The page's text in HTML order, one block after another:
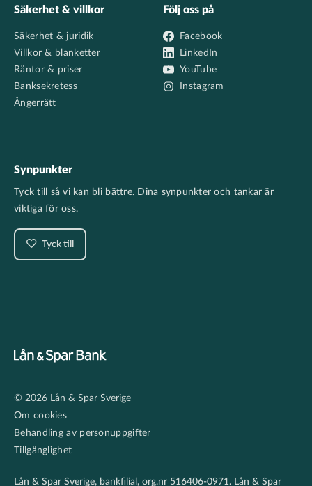
Säkerhet & villkor
Säkerhet & juridik
Villkor & blanketter
Räntor & priser
Banksekretess
Ångerrätt
Följ oss på
Facebook
LinkedIn
YouTube
Instagram
Synpunkter
Tyck till så vi kan bli bättre. Dina synpunkter och tankar är
viktiga för oss.
Tyck till
secondary
© 2026 Lån & Spar Sverige
Om cookies
Behandling av personuppgifter
Tillgänglighet
Lån & Spar Sverige, bankfilial, org.nr 516406-0971. Lån & Spar